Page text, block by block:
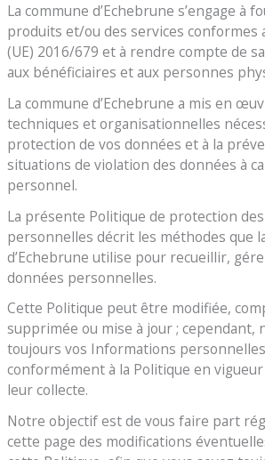
La commune d’Echebrune s’engage à
produits et/ou des services conformes
(UE) 2016/679 et à rendre compte de
aux bénéficiaires et aux personnes
La commune d’Echebrune a mis en
techniques et organisationnelles
protection de vos données et à la
situations de violation des données à
personnel.
La présente Politique de protection
personnelles décrit les méthodes que
d’Echebrune utilise pour recueillir,
données personnelles.
Cette Politique peut être modifiée,
supprimée ou mise à jour ; cependant,
toujours vos Informations personnelles
conformément à la Politique en
leur collecte.
Notre objectif est de vous faire part
cette page des modifications